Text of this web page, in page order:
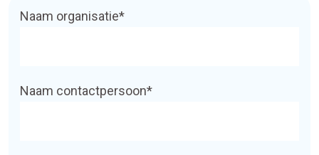
Naam organisatie*
Naam contactpersoon*